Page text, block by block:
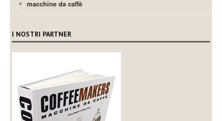
macchine da caffè
I NOSTRI PARTNER